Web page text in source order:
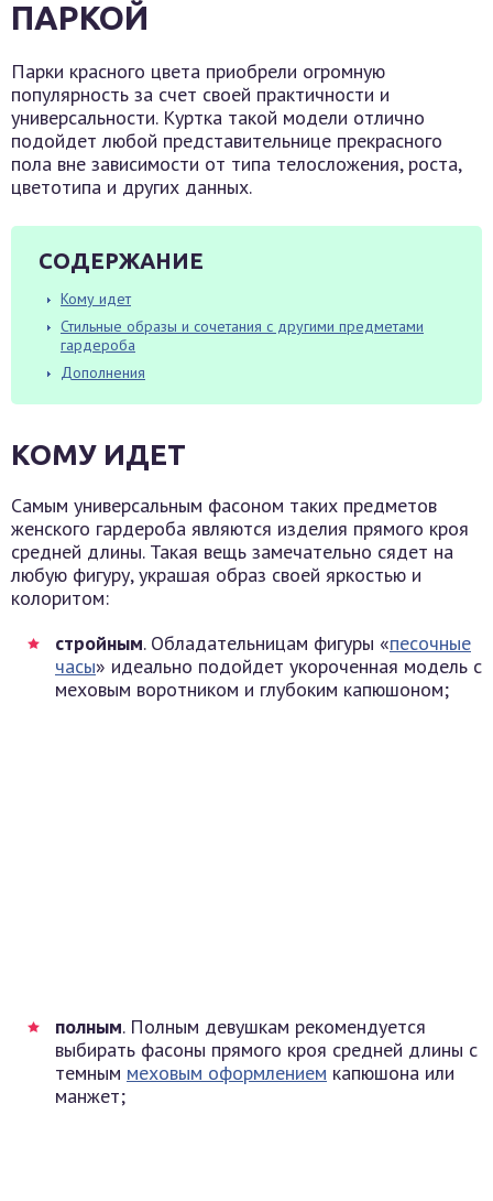
ПАРКОЙ
Парки красного цвета приобрели огромную
популярность за счет своей практичности и
универсальности. Куртка такой модели отлично
подойдет любой представительнице прекрасного
пола вне зависимости от типа телосложения, роста,
цветотипа и других данных.
СОДЕРЖАНИЕ
Кому идет
Стильные образы и сочетания с другими предметами
гардероба
Дополнения
КОМУ ИДЕТ
Самым универсальным фасоном таких предметов
женского гардероба являются изделия прямого кроя
средней длины. Такая вещь замечательно сядет на
любую фигуру, украшая образ своей яркостью и
колоритом:
стройным. Обладательницам фигуры «песочные
часы» идеально подойдет укороченная модель с
меховым воротником и глубоким капюшоном;
полным. Полным девушкам рекомендуется
выбирать фасоны прямого кроя средней длины с
темным меховым оформлением капюшона или
манжет;